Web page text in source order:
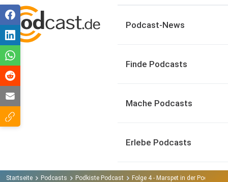
Podcast-News
Finde Podcasts
Mache Podcasts
Erlebe Podcasts
Startseite Podcasts Podkiste Podcast Folge 4 - Marspet in der Podkiste